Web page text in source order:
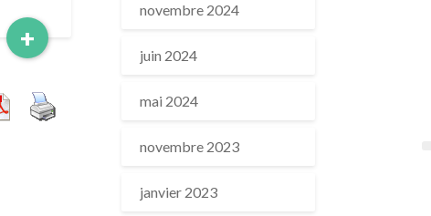
+Read
More
novembre 2024
juin 2024
mai 2024
novembre 2023
janvier 2023